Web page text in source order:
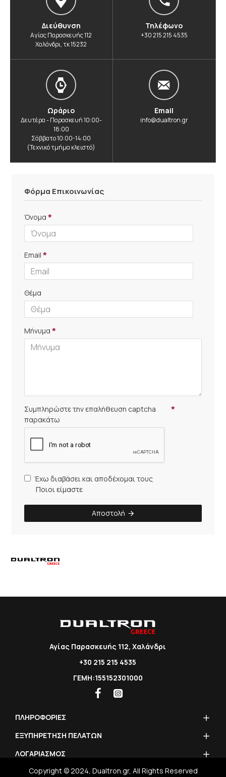
Διεύθυνση
Αγίας Παρασκευής 112
Χαλάνδρι, τκ 15232
Τηλέφωνο
+30 215 215 4535
Ωράριο
Δευτέρα - Παρασκευή 10:00-
18:00
Σάββατο 10:00-14:00
(Τεχνικό τμήμα κλειστό)
Email
info@dualtron.gr
Φόρμα Επικοινωνίας
Όνομα
Email
Θέμα
Μήνυμα
Συμπληρώστε την επαλήθευση captcha
παρακάτω
Έχω διαβάσει και αποδέχομαι τους
Ποιοι είμαστε
Αποστολή
Αγίας Παρασκευής 112, Χαλάνδρι
+30 215 215 4535
ΓΕΜΗ:155152301000
ΠΛΗΡΟΦΟΡΙΕΣ
ΕΞΥΠΗΡΕΤΗΣΗ ΠΕΛΑΤΩΝ
ΛΟΓΑΡΙΑΣΜΟΣ
Copyright © 2024, Dualtron.gr, All Rights Reserved